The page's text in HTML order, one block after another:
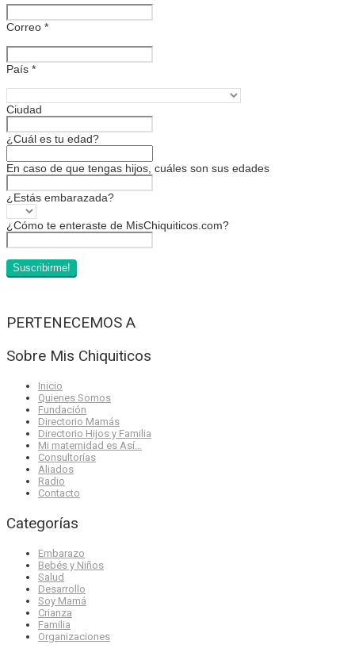
Correo *
País *
Ciudad
¿Cuál es tu edad?
En caso de que tengas hijos, cuáles son sus edades
¿Estás embarazada?
¿Cómo te enteraste de MisChiquiticos.com?
PERTENECEMOS A
Sobre Mis Chiquiticos
Inicio
Quienes Somos
Fundación
Directorio Mamás
Directorio Hijos y Familia
Mi maternidad es Así…
Consultorías
Aliados
Radio
Contacto
Categorías
Embarazo
Bebés y Niños
Salud
Desarrollo
Soy Mamá
Crianza
Familia
Organizaciones